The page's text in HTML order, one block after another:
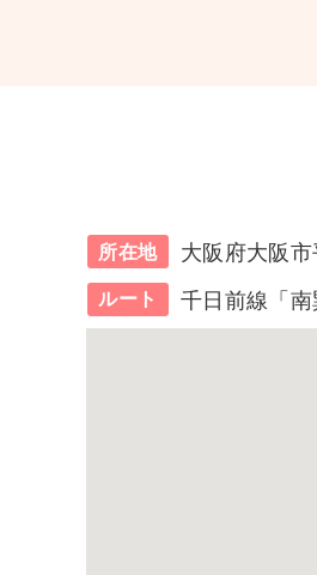
所在地 大阪府大阪
ルート 千日前線「